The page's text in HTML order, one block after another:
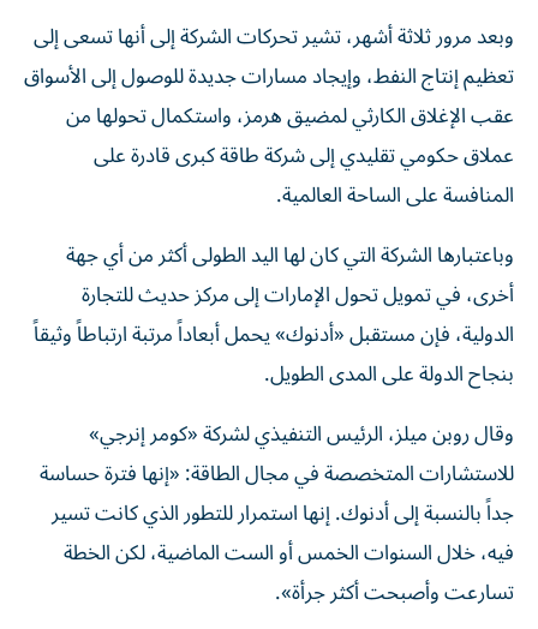
وبعد مرور ثلاثة أشهر، تشير تحركات الشركة إلى أنها تسعى إلى
تعظيم إنتاج النفط، وإيجاد مسارات جديدة للوصول إلى الأسواق
عقب الإغلاق الكارثي لمضيق هرمز، واستكمال تحولها من
عملاق حكومي تقليدي إلى شركة طاقة كبرى قادرة على
المنافسة على الساحة العالمية.
وباعتبارها الشركة التي كان لها اليد الطولى أكثر من أي جهة
أخرى، في تمويل تحول الإمارات إلى مركز حديث للتجارة
الدولية، فإن مستقبل «أدنوك» يحمل أبعاداً مرتبة ارتباطاً وثيقاً
بنجاح الدولة على المدى الطويل.
وقال روبن ميلز، الرئيس التنفيذي لشركة «كومر إنرجي»
للاستشارات المتخصصة في مجال الطاقة: «إنها فترة حساسة
جداً بالنسبة إلى أدنوك. إنها استمرار للتطور الذي كانت تسير
فيه، خلال السنوات الخمس أو الست الماضية، لكن الخطة
تسارعت وأصبحت أكثر جرأة».